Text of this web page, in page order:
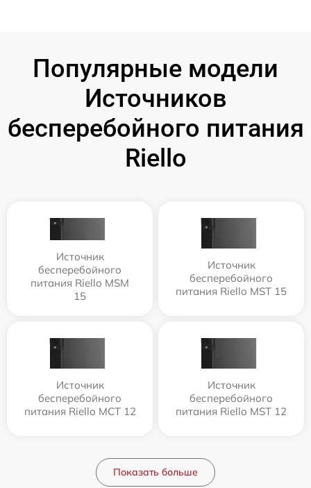
Популярные модели
Источников
бесперебойного питания
Riello
Источник
бесперебойного
питания Riello MSM
15
Источник
бесперебойного
питания Riello MST 15
Источник
бесперебойного
питания Riello MCT 12
Источник
бесперебойного
питания Riello MST 12
Показать больше